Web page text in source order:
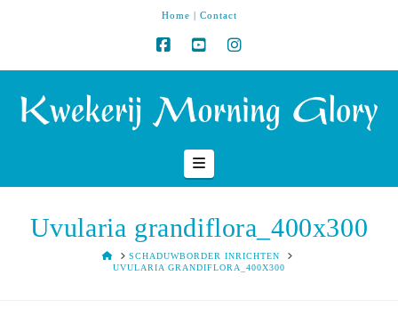
Home | Contact
Navigation
Uvularia grandiflora_400x300
HOMESCHADUWBORDER INRICHTEN
UVULARIA GRANDIFLORA_400X300